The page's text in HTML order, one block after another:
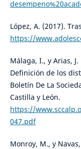
López, A. (2017).
https://
Málaga, I., y Arias,
Definición de los
Boletín De La
Castilla y León.
https://
047.pdf
Monroy, M., y